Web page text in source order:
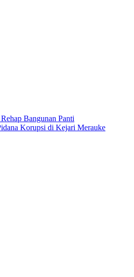
Bangunan Panti
Korupsi di Kejari Merauke